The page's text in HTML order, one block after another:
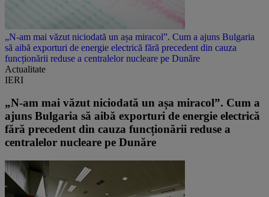
„N-am mai văzut niciodată un așa miracol”. Cum a ajuns Bulgaria
să aibă exporturi de energie electrică fără precedent din cauza
funcționării reduse a centralelor nucleare pe Dunăre
Actualitate
IERI
„N-am mai văzut niciodată un așa miracol”. Cum a
ajuns Bulgaria să aibă exporturi de energie electrică
fără precedent din cauza funcționării reduse a
centralelor nucleare pe Dunăre